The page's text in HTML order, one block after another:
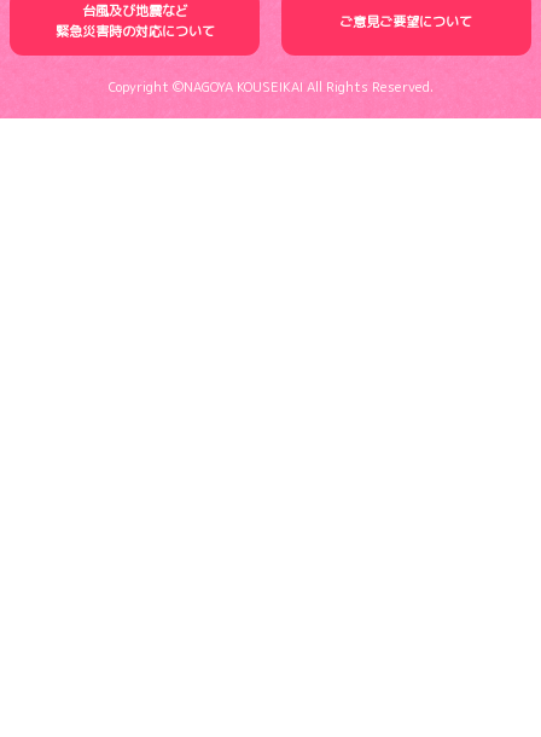
台風及び地震など
緊急災害時の対応について
ご意見ご要望について
Copyright ©NAGOYA KOUSEIKAI All Rights Reserved.